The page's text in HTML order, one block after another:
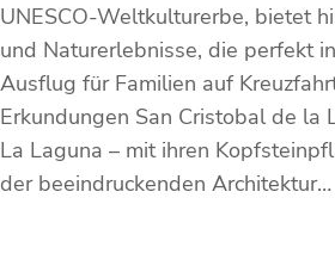
UNESCO-Weltkulturerbe, bietet
und Naturerlebnisse, die perfekt
Ausflug für Familien auf
Erkundungen San Cristobal de la
La Laguna – mit ihren
der beeindruckenden Architektur…